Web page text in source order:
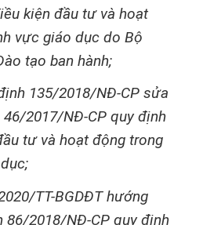
kiện đầu tư và hoạt
vực giáo dục do Bộ
tạo ban hành;
135/2018/NĐ-CP sửa
2017/NĐ-CP quy định
tư và hoạt động trong
TT-BGDĐT hướng
86/2018/NĐ-CP quy định